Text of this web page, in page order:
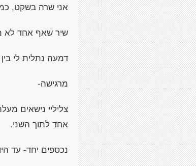
אני שרה בשקט,
שיר שאף אחד לא
דמעה נתלית לי
מרגישה-
צליליי נישאים
אחד לתוך השני.
נכספים יחד- עד